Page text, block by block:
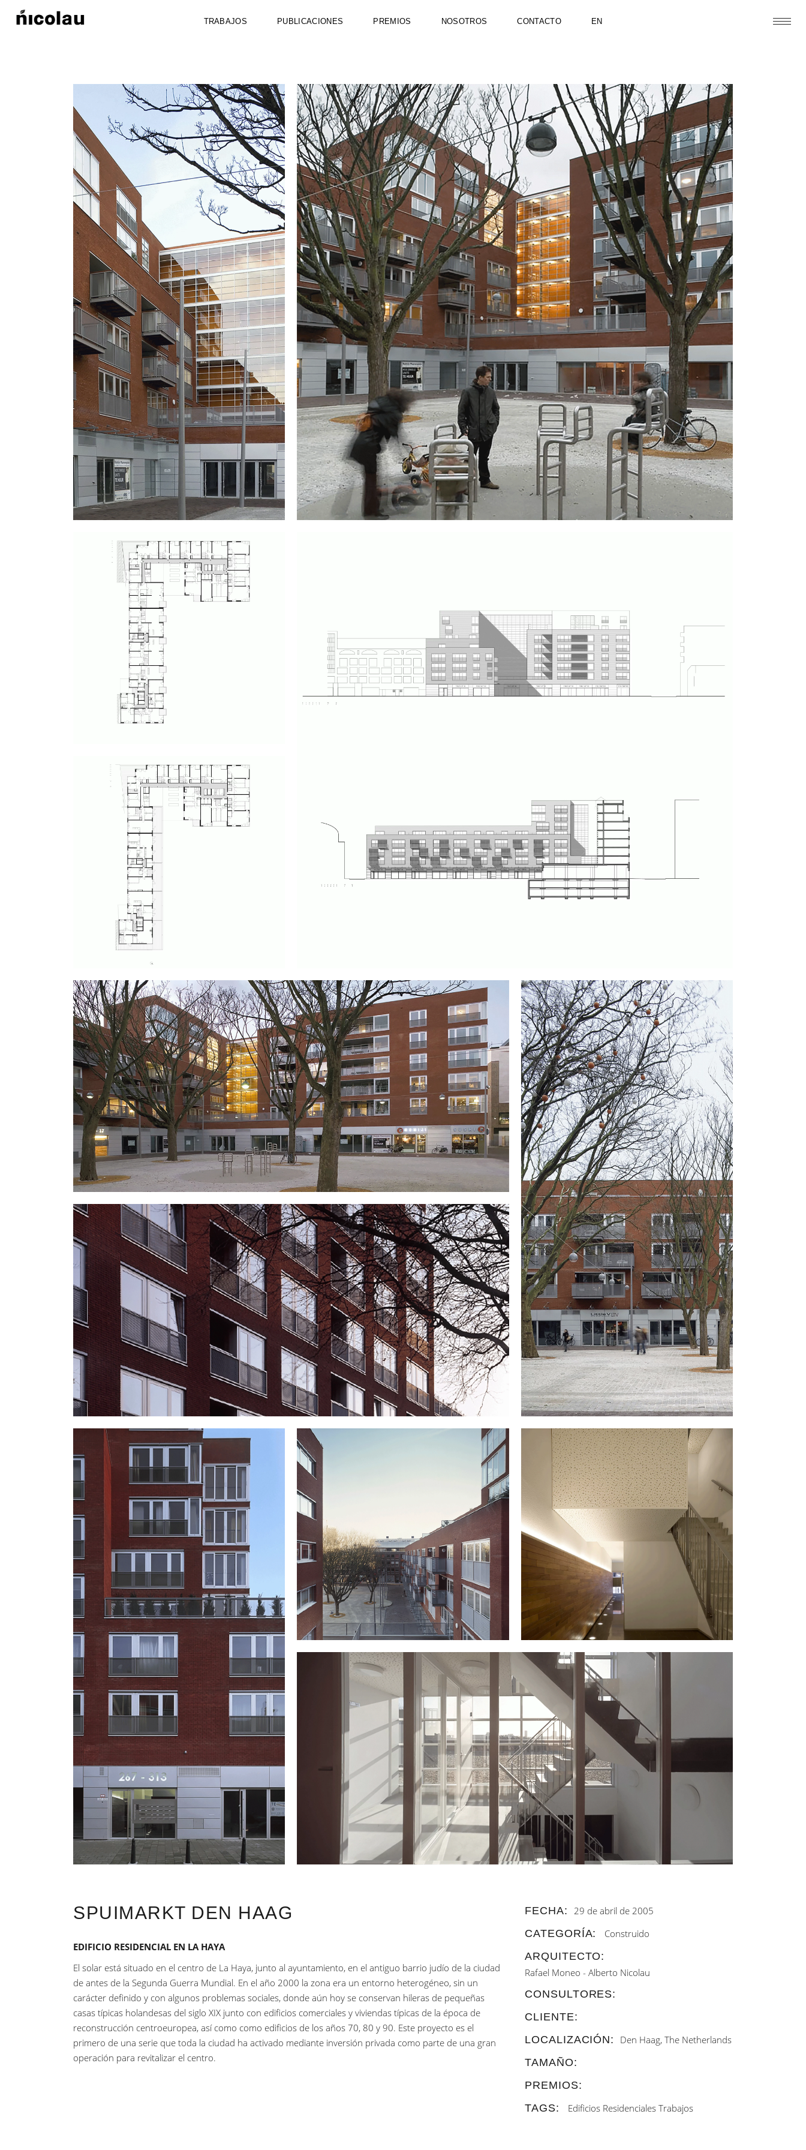
TRABAJOS PUBLICACIONES PREMIOS NOSOTROS CONTACTO EN
SPUIMARKT DEN HAAG
EDIFICIO RESIDENCIAL EN LA HAYA
El solar está situado en el centro de La Haya, junto al ayuntamiento, en el antiguo barrio judío de la ciudad
de antes de la Segunda Guerra Mundial. En el año 2000 la zona era un entorno heterogéneo, sin un
carácter definido y con algunos problemas sociales, donde aún hoy se conservan hileras de pequeñas
casas típicas holandesas del siglo XIX junto con edificios comerciales y viviendas típicas de la época de
reconstrucción centroeuropea, así como como edificios de los años 70, 80 y 90. Este proyecto es el
primero de una serie que toda la ciudad ha activado mediante inversión privada como parte de una gran
operación para revitalizar el centro.
FECHA:
29 de abril de 2005
CATEGORÍA:
Construido
ARQUITECTO:
Rafael Moneo - Alberto Nicolau
CONSULTORES:
CLIENTE:
LOCALIZACIÓN:
Den Haag, The Netherlands
TAMAÑO:
PREMIOS:
TAGS:
Edificios Residenciales Trabajos